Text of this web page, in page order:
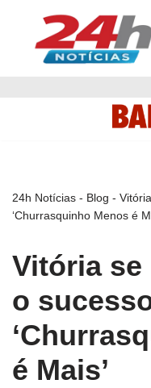
Pular
24h Notícias - Blog -
‘Churrasquinho Menos é
Vitória se
o
é Mais’